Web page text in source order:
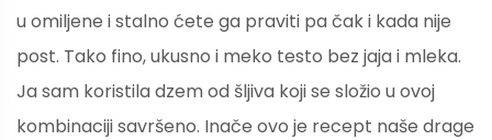
u omiljene i stalno ćete ga praviti pa čak i kada nije
post. Tako fino, ukusno i meko testo bez jaja i mleka.
Ja sam koristila dzem od šljiva koji se složio u ovoj
kombinaciji savršeno. Inače ovo je recept naše drage